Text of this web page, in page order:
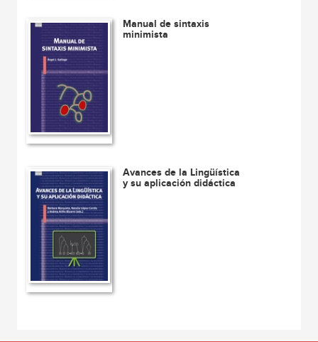
Manual de sintaxis
minimista
Avances de la Lingüística
y su aplicación didáctica